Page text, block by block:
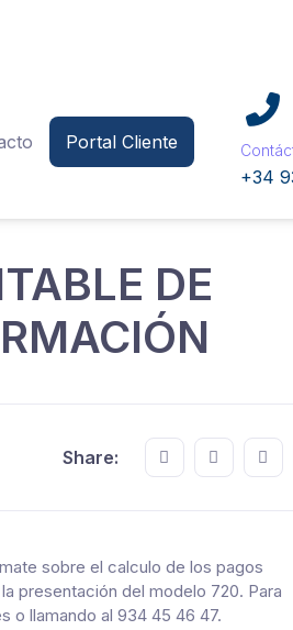
Portal Cliente
+34
DE
Share: Share this on
Share
sobre el calculo de los pagos
presentación del modelo 720. Para
o llamando al 934 45 46 47.